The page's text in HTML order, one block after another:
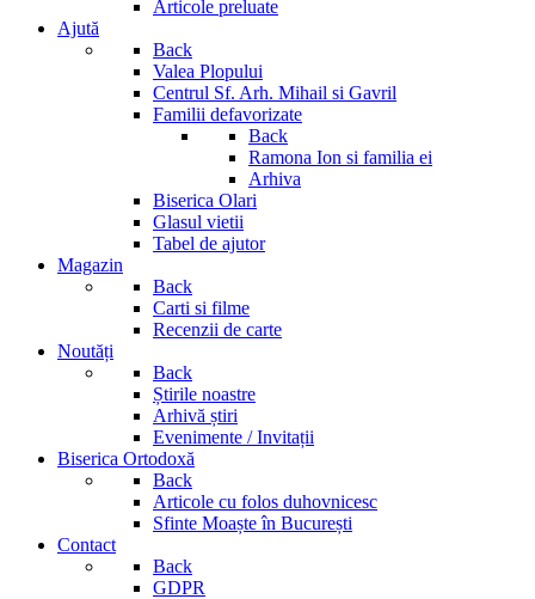
Articole preluate
Ajută
Back
Valea Plopului
Centrul Sf. Arh. Mihail si Gavril
Familii defavorizate
Back
Ramona Ion si familia ei
Arhiva
Biserica Olari
Glasul vietii
Tabel de ajutor
Magazin
Back
Carti si filme
Recenzii de carte
Noutăți
Back
Știrile noastre
Arhivă știri
Evenimente / Invitații
Biserica Ortodoxă
Back
Articole cu folos duhovnicesc
Sfinte Moaște în București
Contact
Back
GDPR